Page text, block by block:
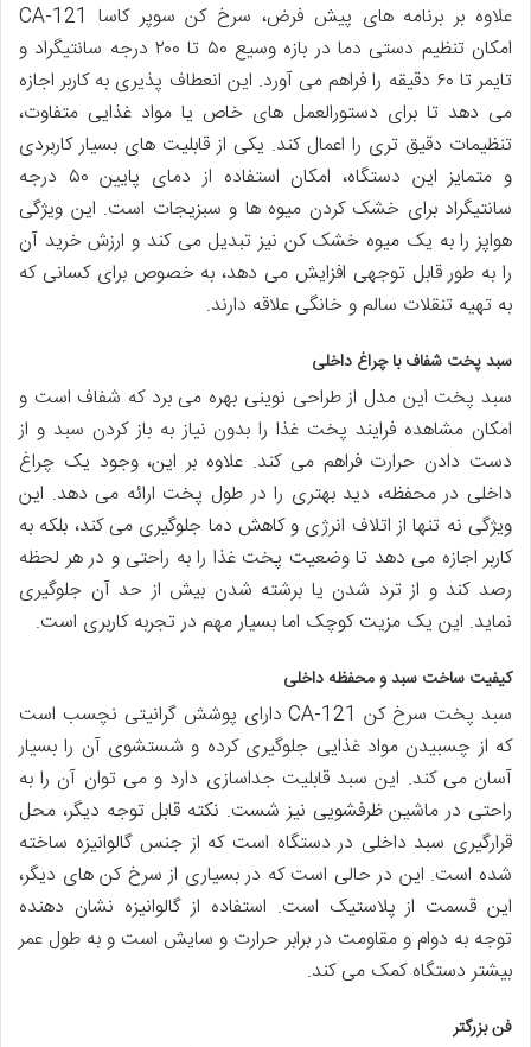
علاوه بر برنامه های پیش فرض، سرخ کن سوپر کاسا CA-121
امکان تنظیم دستی دما در بازه وسیع ۵۰ تا ۲۰۰ درجه سانتیگراد و
تایمر تا ۶۰ دقیقه را فراهم می آورد. این انعطاف پذیری به کاربر اجازه
می دهد تا برای دستورالعمل های خاص یا مواد غذایی متفاوت،
تنظیمات دقیق تری را اعمال کند. یکی از قابلیت های بسیار کاربردی
و متمایز این دستگاه، امکان استفاده از دمای پایین ۵۰ درجه
سانتیگراد برای خشک کردن میوه ها و سبزیجات است. این ویژگی
هواپز را به یک میوه خشک کن نیز تبدیل می کند و ارزش خرید آن
را به طور قابل توجهی افزایش می دهد، به خصوص برای کسانی که
به تهیه تنقلات سالم و خانگی علاقه دارند.
سبد پخت شفاف با چراغ داخلی
سبد پخت این مدل از طراحی نوینی بهره می برد که شفاف است و
امکان مشاهده فرایند پخت غذا را بدون نیاز به باز کردن سبد و از
دست دادن حرارت فراهم می کند. علاوه بر این، وجود یک چراغ
داخلی در محفظه، دید بهتری را در طول پخت ارائه می دهد. این
ویژگی نه تنها از اتلاف انرژی و کاهش دما جلوگیری می کند، بلکه به
کاربر اجازه می دهد تا وضعیت پخت غذا را به راحتی و در هر لحظه
رصد کند و از ترد شدن یا برشته شدن بیش از حد آن جلوگیری
نماید. این یک مزیت کوچک اما بسیار مهم در تجربه کاربری است.
کیفیت ساخت سبد و محفظه داخلی
سبد پخت سرخ کن CA-121 دارای پوشش گرانیتی نچسب است
که از چسبیدن مواد غذایی جلوگیری کرده و شستشوی آن را بسیار
آسان می کند. این سبد قابلیت جداسازی دارد و می توان آن را به
راحتی در ماشین ظرفشویی نیز شست. نکته قابل توجه دیگر، محل
قرارگیری سبد داخلی در دستگاه است که از جنس گالوانیزه ساخته
شده است. این در حالی است که در بسیاری از سرخ کن های دیگر،
این قسمت از پلاستیک است. استفاده از گالوانیزه نشان دهنده
توجه به دوام و مقاومت در برابر حرارت و سایش است و به طول عمر
بیشتر دستگاه کمک می کند.
فن بزرگتر